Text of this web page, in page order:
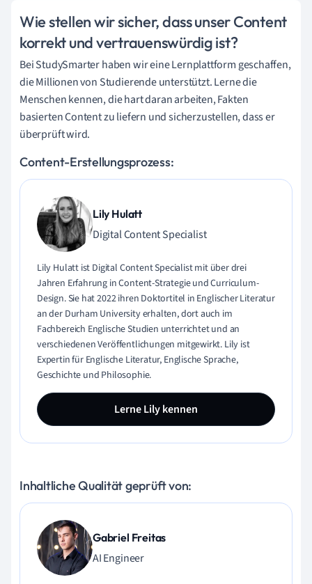
Wie stellen wir sicher, dass unser Content
korrekt und vertrauenswürdig ist?
Bei StudySmarter haben wir eine Lernplattform geschaffen,
die Millionen von Studierende unterstützt. Lerne die
Menschen kennen, die hart daran arbeiten, Fakten
basierten Content zu liefern und sicherzustellen, dass er
überprüft wird.
Content-Erstellungsprozess:
Lily Hulatt
Digital Content Specialist
Lily Hulatt ist Digital Content Specialist mit über drei
Jahren Erfahrung in Content-Strategie und Curriculum-
Design. Sie hat 2022 ihren Doktortitel in Englischer Literatur
an der Durham University erhalten, dort auch im
Fachbereich Englische Studien unterrichtet und an
verschiedenen Veröffentlichungen mitgewirkt. Lily ist
Expertin für Englische Literatur, Englische Sprache,
Geschichte und Philosophie.
Lerne Lily kennen
Inhaltliche Qualität geprüft von:
Gabriel Freitas
AI Engineer